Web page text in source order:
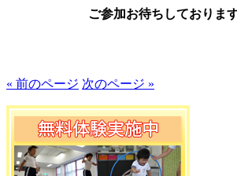
ご参加お待ちしており
« 前のページ 次のページ »